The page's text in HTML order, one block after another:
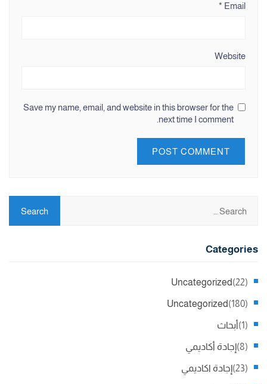
Email
*
Website
Save my name, email, and website in this browser for the
next time I comment.
Categories
Uncategorized (22)
Uncategorized (180)
أبحاث (1)
إجادة أكاديمي (8)
إجادة اكاديمي (23)